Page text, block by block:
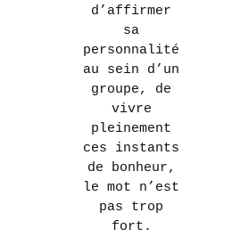
d’affirmer
sa
personnalité
au sein d’un
groupe, de
vivre
pleinement
ces instants
de bonheur,
le mot n’est
pas trop
fort.